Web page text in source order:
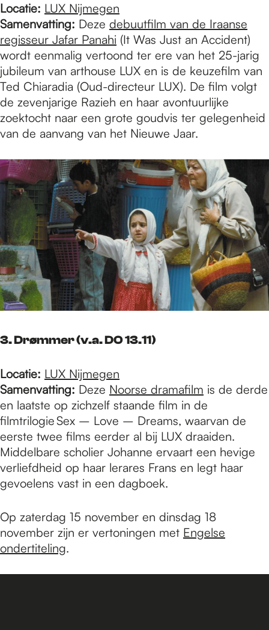
Locatie: LUX Nijmegen
Samenvatting: Deze debuutfilm van de Iraanse
regisseur Jafar Panahi (It Was Just an Accident)
wordt eenmalig vertoond ter ere van het 25-jarig
jubileum van arthouse LUX en is de keuzefilm van
Ted Chiaradia (Oud-directeur LUX). De film volgt
de zevenjarige Razieh en haar avontuurlijke
zoektocht naar een grote goudvis ter gelegenheid
van de aanvang van het Nieuwe Jaar.
3. Drømmer (v.a. DO 13.11)
Locatie: LUX Nijmegen
Samenvatting: Deze Noorse dramafilm is de derde
en laatste op zichzelf staande film in de
filmtrilogie Sex – Love – Dreams, waarvan de
eerste twee films eerder al bij LUX draaiden.
Middelbare scholier Johanne ervaart een hevige
verliefdheid op haar lerares Frans en legt haar
gevoelens vast in een dagboek.
Op zaterdag 15 november en dinsdag 18
november zijn er vertoningen met Engelse
ondertiteling.